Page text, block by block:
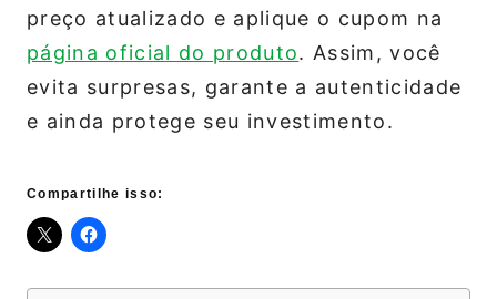
preço atualizado e aplique o cupom na
página oficial do produto. Assim, você
evita surpresas, garante a autenticidade
e ainda protege seu investimento.
Compartilhe isso: